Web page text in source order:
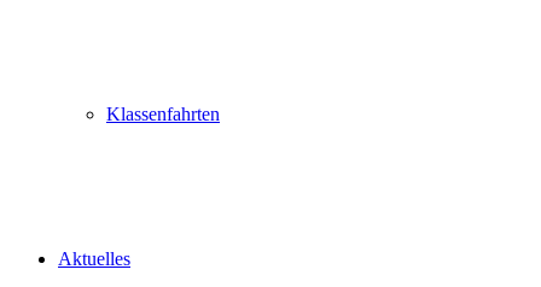
Klassenfahrten
Aktuelles